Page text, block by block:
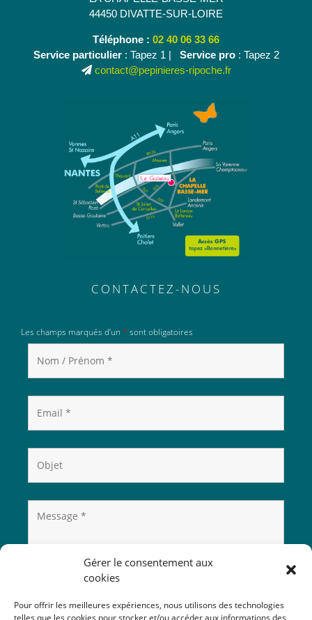
Gérer le consentement aux
cookies
Pour offrir les meilleures expériences, nous utilisons des technologies
telles que les cookies pour stocker et/ou accéder aux informations des
44450 DIVATTE-SUR-LOIRE
Téléphone : 02 40 06 33 66
Service particulier: Tapez 1 | Service pro: Tapez 2
contact@pepinieres-ripoche.fr
CONTACTEZ-NOUS
Les champs marqués d’un * sont obligatoires